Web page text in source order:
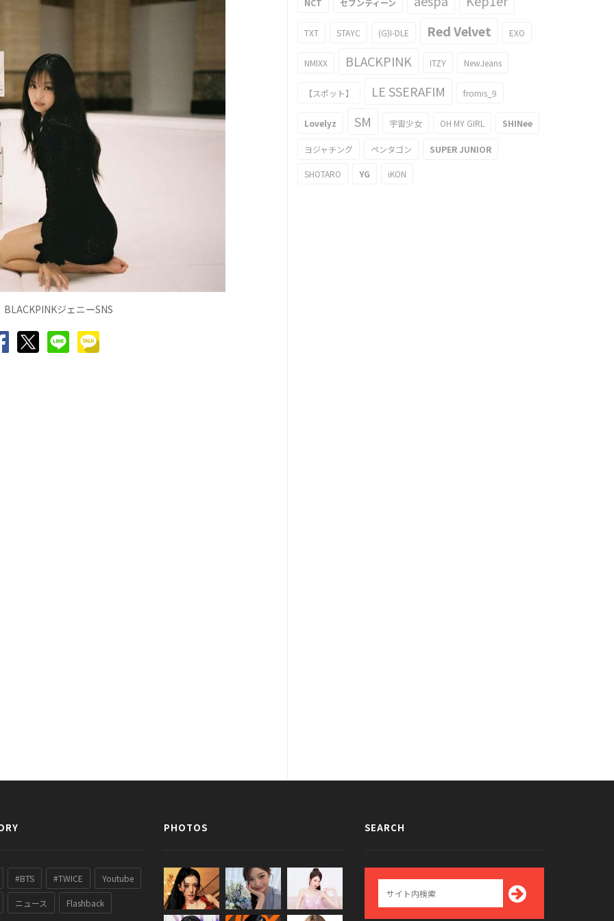
BLACKPINKジェニ ーSNS
NCT セブンティーン
TXT STAYC (G)I-DLE Red Velvet EXO
NMIXX BLACKPINK ITZY NewJeans
【スポット】 LE SSERAFIM fromis_9
Lovelyz SM 宇宙少女 OH MY GIRL SHINee
ヨジャチング ペンタゴン SUPER JUNIOR
SHOTARO YG iKON
#BTS #TWICE Youtube
ニュース Flashback
PHOTOS SEARCH